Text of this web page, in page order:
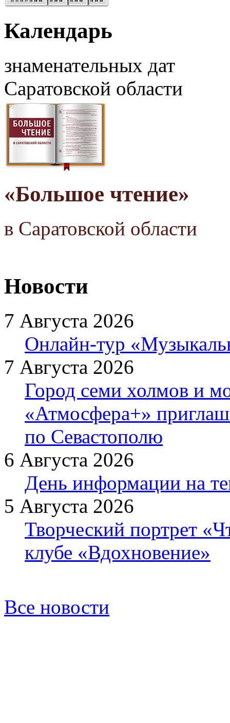
Календарь
знаменательных дат
Саратовской области
«Большое чтение»
в Саратовской области
Новости
7 Августа 2026
Онлайн-тур
7 Августа 2026
Город семи холмов и
«Атмосфера+»
по Севастополю
6 Августа 2026
День информации на
5 Августа 2026
Творческий портрет
клубе «Вдохновение»
Все новости